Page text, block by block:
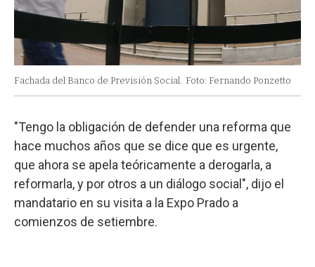
Fachada del Banco de Previsión Social. Foto: Fernando Ponzetto
"Tengo la obligación de defender una reforma que
hace muchos años que se dice que es urgente,
que ahora se apela teóricamente a derogarla, a
reformarla, y por otros a un diálogo social", dijo el
mandatario en su visita a la Expo Prado a
comienzos de setiembre.